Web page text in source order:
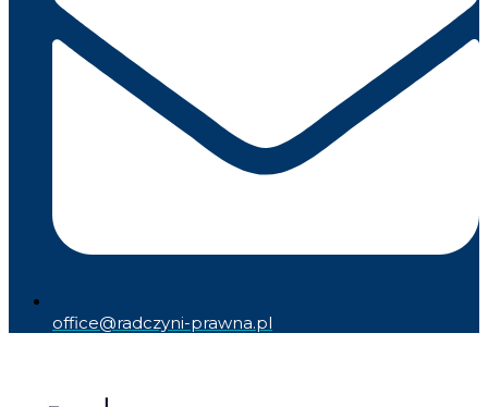
office@radczyni-prawna.pl